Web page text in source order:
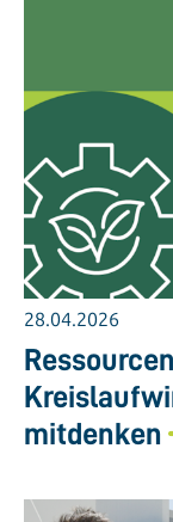
28.04.2026
mitdenken